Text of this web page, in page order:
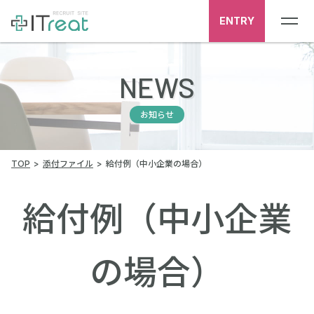
ENTRY
NEWS
お知らせ
TOP 添付ファイル 給付例（中小企業の場合）
給付例（中小企業
の場合）